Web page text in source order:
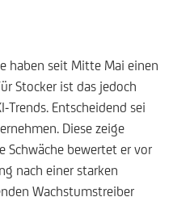
haben seit Mitte Mai einen
Stocker ist das jedoch
Trends. Entscheidend sei
Diese zeige
Schwäche bewertet er vor
nach einer starken
Wachstumstreiber